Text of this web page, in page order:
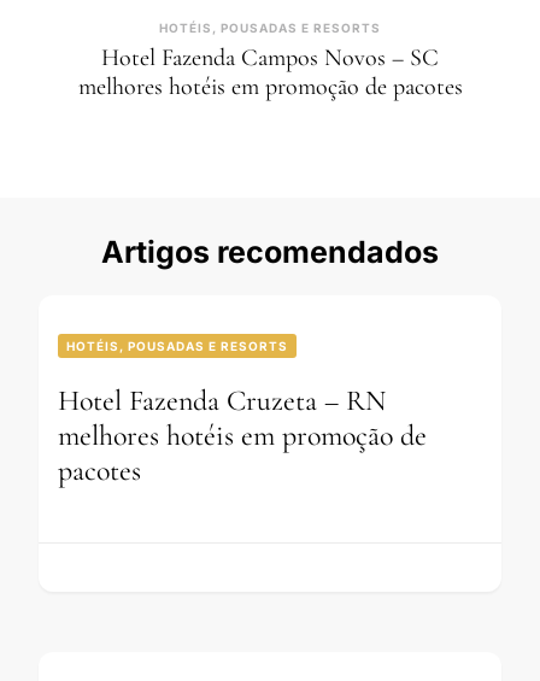
HOTÉIS, POUSADAS E RESORTS
Hotel Fazenda Campos Novos – SC
melhores hotéis em promoção de pacotes
Artigos recomendados
HOTÉIS, POUSADAS E RESORTS
Hotel Fazenda Cruzeta – RN
melhores hotéis em promoção de
pacotes